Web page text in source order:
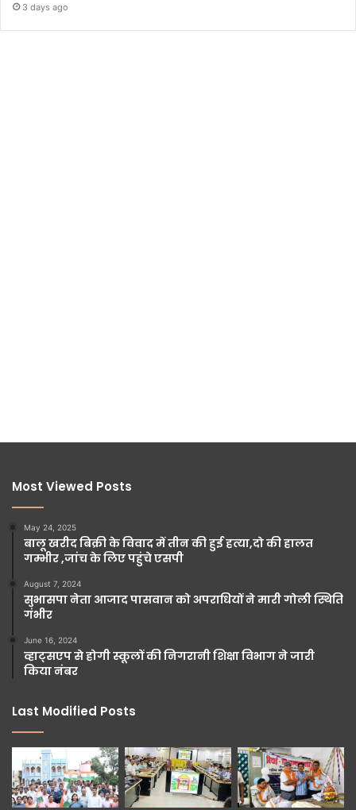
3 days ago
Most Viewed Posts
May 24, 2025
बालू खरीद बिक्री के विवाद में तीन की हुई हत्या,दो की हालत
गम्भीर ,जांच के लिए पहुंचे एसपी
August 7, 2024
सुभासपा नेता आजाद पासवान को अपराधियों ने मारी गोली स्थिति
गंभीर
June 16, 2024
व्हाट्सएप से होगी स्कूलों की निगरानी शिक्षा विभाग ने जारी
किया नंबर
Last Modified Posts